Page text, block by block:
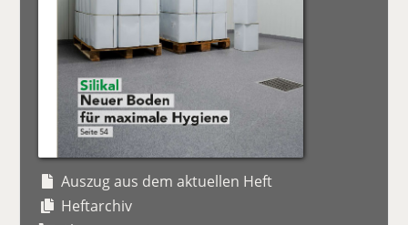
Auszug aus dem aktuellen Heft
Heftarchiv